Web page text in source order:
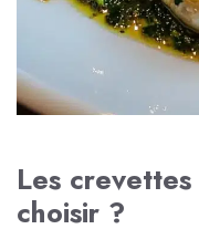
Les
choisir ?